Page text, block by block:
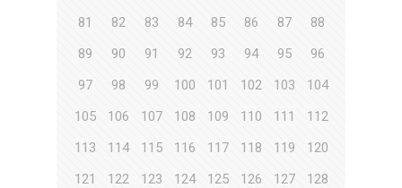
81
82 83 84 85 86 87
88
89
90 91 92 93 94 95
96
97
98 99 100 101 102 103
104
105
106 107 108 109 110 111
112
113
114 115 116 117 118 119
120
121
122 123 124 125 126 127
128